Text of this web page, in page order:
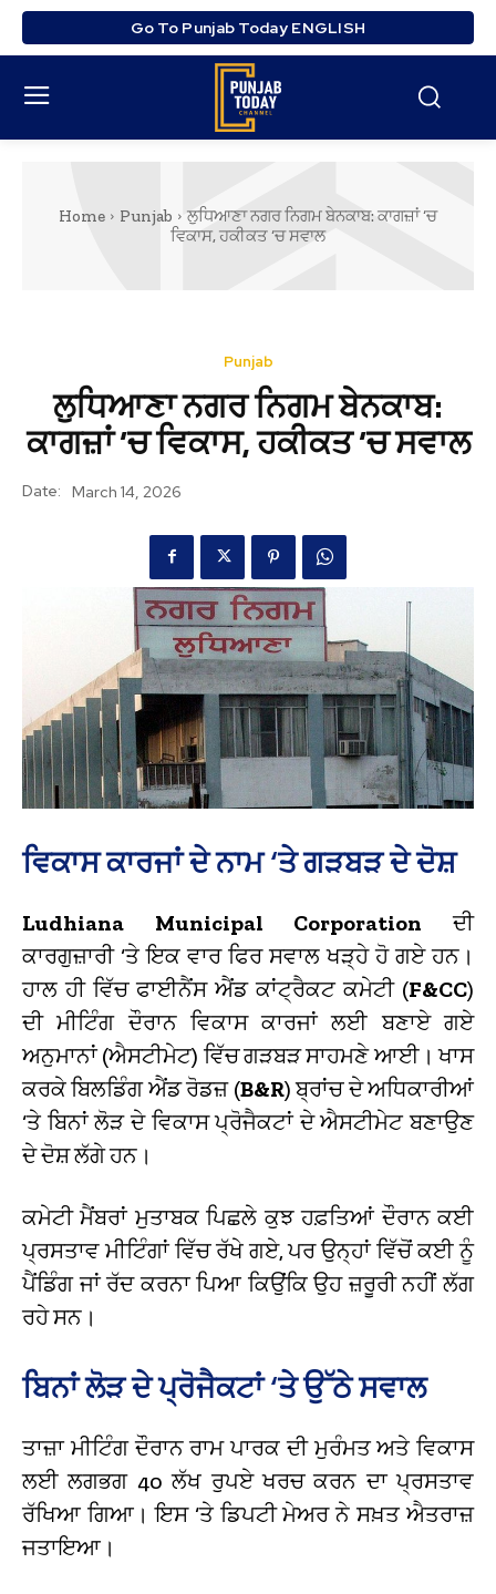
Go To Punjab Today ENGLISH
Home Punjab
ਲੁਧਿਆਣਾ ਨਗਰ ਨਿਗਮ ਬੇਨਕਾਬ: ਕਾਗਜ਼ਾਂ ‘ਚ
ਵਿਕਾਸ, ਹਕੀਕਤ ‘ਚ ਸਵਾਲ
Punjab
ਲੁਧਿਆਣਾ ਨਗਰ ਨਿਗਮ ਬੇਨਕਾਬ:
ਕਾਗਜ਼ਾਂ ‘ਚ ਵਿਕਾਸ, ਹਕੀਕਤ ‘ਚ ਸਵਾਲ
Date: March 14, 2026
ਵਿਕਾਸ ਕਾਰਜਾਂ ਦੇ ਨਾਮ ‘ਤੇ ਗੜਬੜ ਦੇ ਦੋਸ਼
Ludhiana Municipal Corporation ਦੀ
ਕਾਰਗੁਜ਼ਾਰੀ ‘ਤੇ ਇਕ ਵਾਰ ਫਿਰ ਸਵਾਲ ਖੜ੍ਹੇ ਹੋ ਗਏ ਹਨ।
ਹਾਲ ਹੀ ਵਿੱਚ ਫਾਈਨੈਂਸ ਐਂਡ ਕਾਂਟ੍ਰੈਕਟ ਕਮੇਟੀ (F&CC)
ਦੀ ਮੀਟਿੰਗ ਦੌਰਾਨ ਵਿਕਾਸ ਕਾਰਜਾਂ ਲਈ ਬਣਾਏ ਗਏ
ਅਨੁਮਾਨਾਂ (ਐਸਟੀਮੇਟ) ਵਿੱਚ ਗੜਬੜ ਸਾਹਮਣੇ ਆਈ। ਖਾਸ
ਕਰਕੇ ਬਿਲਡਿੰਗ ਐਂਡ ਰੋਡਜ਼ (B&R) ਬ੍ਰਾਂਚ ਦੇ ਅਧਿਕਾਰੀਆਂ
‘ਤੇ ਬਿਨਾਂ ਲੋੜ ਦੇ ਵਿਕਾਸ ਪ੍ਰੋਜੈਕਟਾਂ ਦੇ ਐਸਟੀਮੇਟ ਬਣਾਉਣ
ਦੇ ਦੋਸ਼ ਲੱਗੇ ਹਨ।
ਕਮੇਟੀ ਮੈਂਬਰਾਂ ਮੁਤਾਬਕ ਪਿਛਲੇ ਕੁਝ ਹਫ਼ਤਿਆਂ ਦੌਰਾਨ ਕਈ
ਪ੍ਰਸਤਾਵ ਮੀਟਿੰਗਾਂ ਵਿੱਚ ਰੱਖੇ ਗਏ, ਪਰ ਉਨ੍ਹਾਂ ਵਿੱਚੋਂ ਕਈ ਨੂੰ
ਪੈਂਡਿੰਗ ਜਾਂ ਰੱਦ ਕਰਨਾ ਪਿਆ ਕਿਉਂਕਿ ਉਹ ਜ਼ਰੂਰੀ ਨਹੀਂ ਲੱਗ
ਰਹੇ ਸਨ।
ਬਿਨਾਂ ਲੋੜ ਦੇ ਪ੍ਰੋਜੈਕਟਾਂ ‘ਤੇ ਉੱਠੇ ਸਵਾਲ
ਤਾਜ਼ਾ ਮੀਟਿੰਗ ਦੌਰਾਨ ਰਾਮ ਪਾਰਕ ਦੀ ਮੁਰੰਮਤ ਅਤੇ ਵਿਕਾਸ
ਲਈ ਲਗਭਗ 40 ਲੱਖ ਰੁਪਏ ਖਰਚ ਕਰਨ ਦਾ ਪ੍ਰਸਤਾਵ
ਰੱਖਿਆ ਗਿਆ। ਇਸ ‘ਤੇ ਡਿਪਟੀ ਮੇਅਰ ਨੇ ਸਖ਼ਤ ਐਤਰਾਜ਼
ਜਤਾਇਆ।